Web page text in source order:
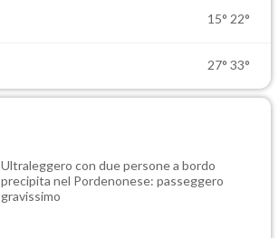
15° 22°
27° 33°
Ultraleggero con due persone a bordo
precipita nel Pordenonese: passeggero
gravissimo